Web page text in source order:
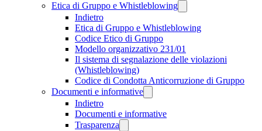
Etica di Gruppo e Whistleblowing
Indietro
Etica di Gruppo e Whistleblowing
Codice Etico di Gruppo
Modello organizzativo 231/01
Il sistema di segnalazione delle violazioni
(Whistleblowing)
Codice di Condotta Anticorruzione di Gruppo
Documenti e informative
Indietro
Documenti e informative
Trasparenza